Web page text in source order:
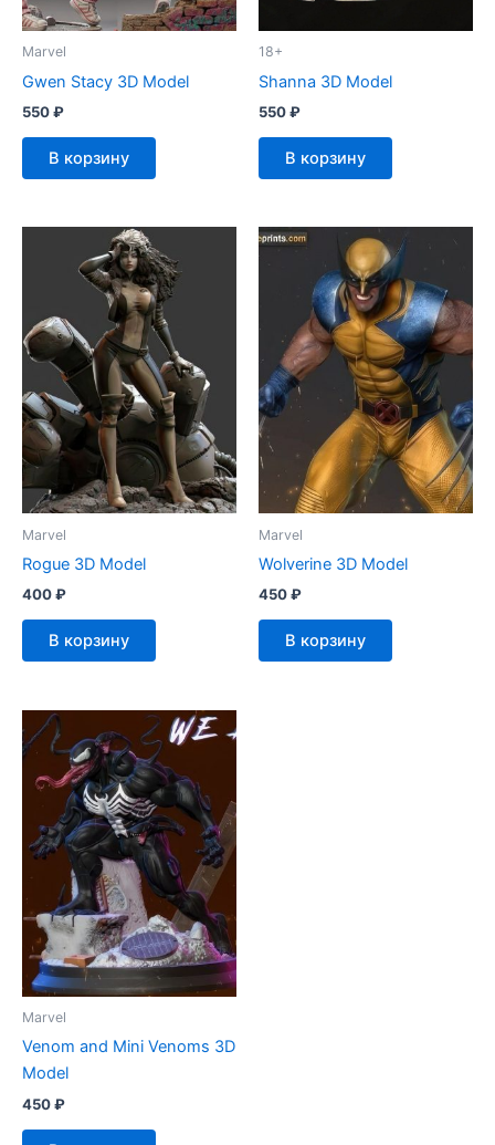
Marvel
Gwen Stacy 3D Model
550₽
В корзину
18+
Shanna 3D Model
550₽
В корзину
Marvel
Rogue 3D Model
400₽
В корзину
Marvel
Wolverine 3D Model
450₽
В корзину
Marvel
Venom and Mini Venoms 3D
Model
450₽